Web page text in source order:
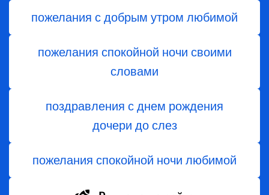
пожелания с добрым утром любимой
пожелания спокойной ночи своими
словами
поздравления с днем ​​рождения
дочери до слез
пожелания спокойной ночи любимой